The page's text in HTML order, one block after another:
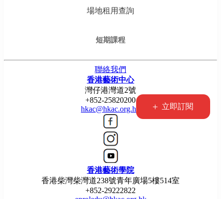
+ 立即訂閱
場地租用查詢
短期課程
聯絡我們
香港藝術中心
灣仔港灣道2號
+852-25820200
hkac@hkac.org.hk
香港藝術學院
香港柴灣柴灣道238號青年廣場5樓514室
+852-29222822